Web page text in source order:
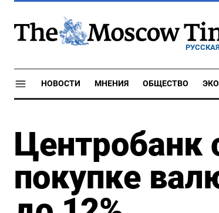
НОВОСТИ МНЕНИЯ ОБЩЕСТВО
Центробанк
покупке